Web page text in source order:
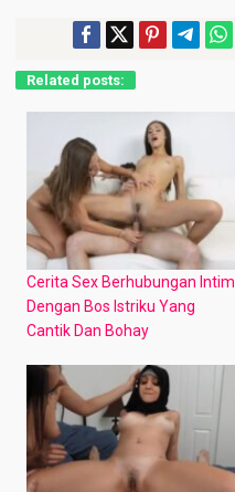
Related posts:
Cerita Sex Berhubungan Intim
Dengan Bos Istriku Yang
Cantik Dan Bohay